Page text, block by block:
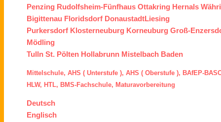
Penzing Rudolfsheim-Fünfhaus Ottakring Hernals
Bigittenau Floridsdorf DonaustadtLiesing
Purkersdorf Klosterneuburg Korneuburg Groß-
Mödling
Tulln St. Pölten Hollabrunn Mistelbach Baden
Mittelschule, AHS ( Unterstufe ), AHS ( Oberstufe ), BAfEP-
HLW, HTL, BMS-Fachschule, Maturavorbereitung
Deutsch
Englisch